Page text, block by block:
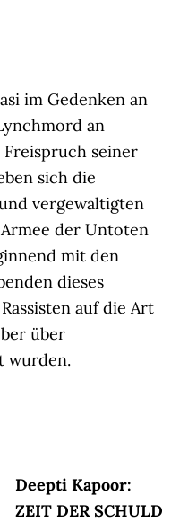
im Gedenken an
an
seiner
sich die
vergewaltigten
der Untoten
mit den
dieses
auf die Art
über
wurden.
Deepti Kapoor:
ZEIT DER SCHULD